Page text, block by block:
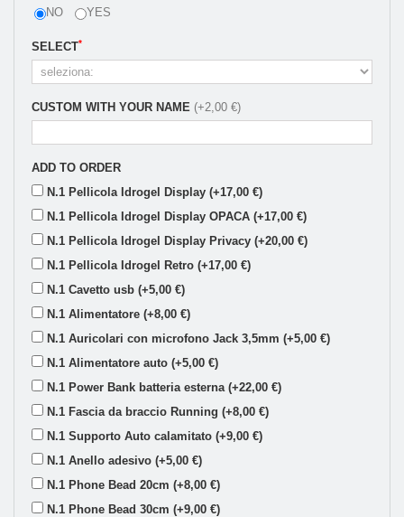
NO
YES
SELECT*
CUSTOM WITH YOUR NAME (+2,00 €)
ADD TO ORDER
N.1 Pellicola Idrogel Display (+17,00 €)
N.1 Pellicola Idrogel Display OPACA (+17,00 €)
N.1 Pellicola Idrogel Display Privacy (+20,00 €)
N.1 Pellicola Idrogel Retro (+17,00 €)
N.1 Cavetto usb (+5,00 €)
N.1 Alimentatore (+8,00 €)
N.1 Auricolari con microfono Jack 3,5mm (+5,00 €)
N.1 Alimentatore auto (+5,00 €)
N.1 Power Bank batteria esterna (+22,00 €)
N.1 Fascia da braccio Running (+8,00 €)
N.1 Supporto Auto calamitato (+9,00 €)
N.1 Anello adesivo (+5,00 €)
N.1 Phone Bead 20cm (+8,00 €)
N.1 Phone Bead 30cm (+9,00 €)